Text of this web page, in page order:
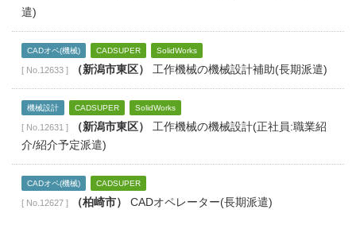
遣)
CADオペ(機械) CADSUPER SolidWorks
[ No.12633 ] （新潟市東区） 工作機械の機械設計補助(長期派遣)
機械設計 CADSUPER SolidWorks
[ No.12631 ] （新潟市東区）
工作機械の機械設計(正社員:職業紹
介/紹介予定派遣)
CADオペ(機械) CADSUPER
[ No.12627 ] （柏崎市） CADオペレーター(長期派遣)